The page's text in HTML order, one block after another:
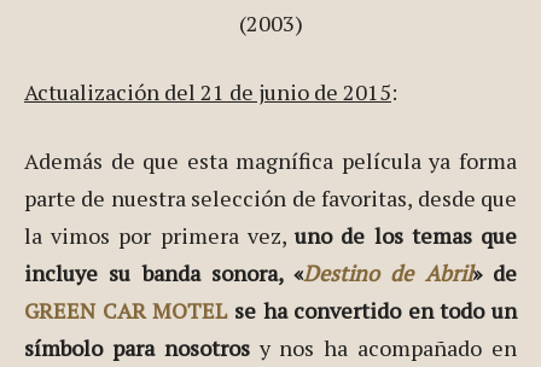
Actualización del 21 de junio de 2015:
Además de que esta magnífica película ya forma
parte de nuestra selección de favoritas, desde que
la vimos por primera vez,uno de los temas que
incluye su banda sonora, «Destino de Abril» de
GREEN CAR MOTELse ha convertido en todo un
símbolo para nosotrosy nos ha acompañado en